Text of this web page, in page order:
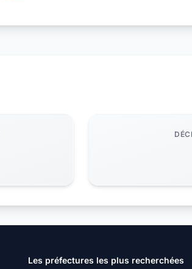
Les préfectures les plus recherchées